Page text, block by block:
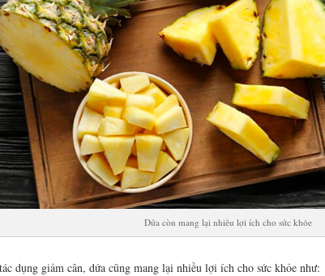
Dứa còn mang lại nhiều lợi ích cho sức khỏe
dụng giảm cân, dứa cũng mang lại nhiều lợi ích cho sức khỏe như: